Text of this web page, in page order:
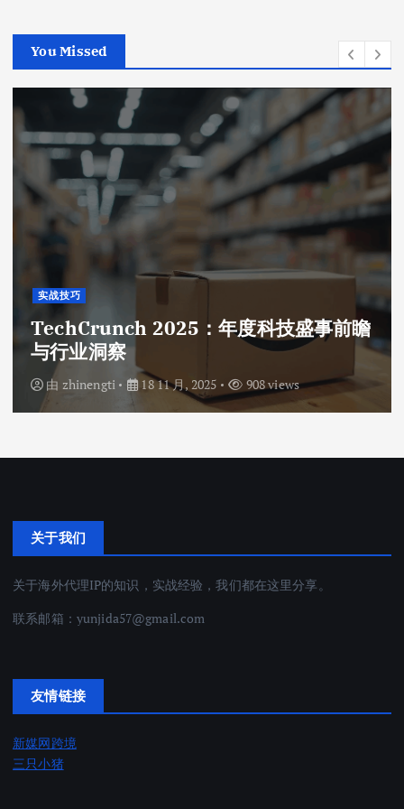
You Missed
实战技巧
TechCrunch 2025：年度科技盛事前瞻
与行业洞察
由 zhinengti 18 11 月, 2025 908 views
关于我们
关于海外代理IP的知识，实战经验，我们都在这里分享。
联系邮箱： yunjida57@gmail.com
友情链接
新媒网跨境
三只小猪